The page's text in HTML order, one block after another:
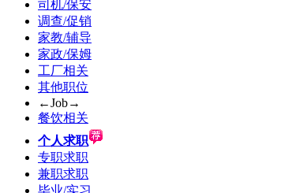
司机/保安
调查/促销
家教/辅导
家政/保姆
工厂相关
其他职位
←Job→
餐饮相关
个人求职
专职求职
兼职求职
毕业/实习